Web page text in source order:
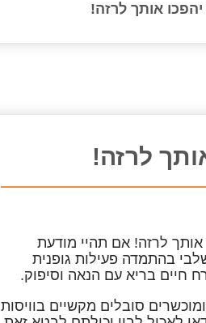
אותך לרזה!
לרזה!
אותך לרזה! אם תהיי מודעת
בהתמדה פעילות גופנית
חיים בריא עם הנאה וסיפוק.
סובלים מקשיים בוויסות